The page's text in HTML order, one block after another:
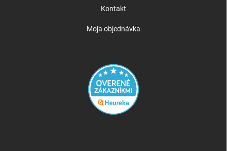
Kontakt
Moja objednávka